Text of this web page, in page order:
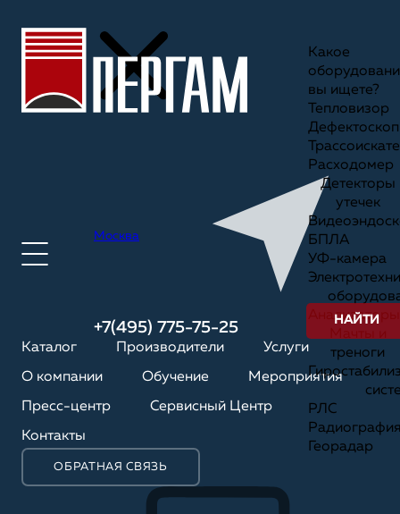
Москва
+7(495) 775-75-25
Каталог Производители Услуги
О компании Обучение Мероприятия
Пресс-центр Сервисный Центр
Контакты
ОБРАТНАЯ СВЯЗЬ
Какое
вы ищете?
Тепловизор
Дефектоскоп
Расходомер
Детекторы
утечек
БПЛА
УФ-камера
Анализаторы
треноги
РЛС
Георадар
НАЙТИ